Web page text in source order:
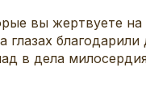
вы жертвуете
в дела